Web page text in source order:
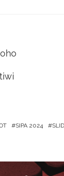
SIPA 2024